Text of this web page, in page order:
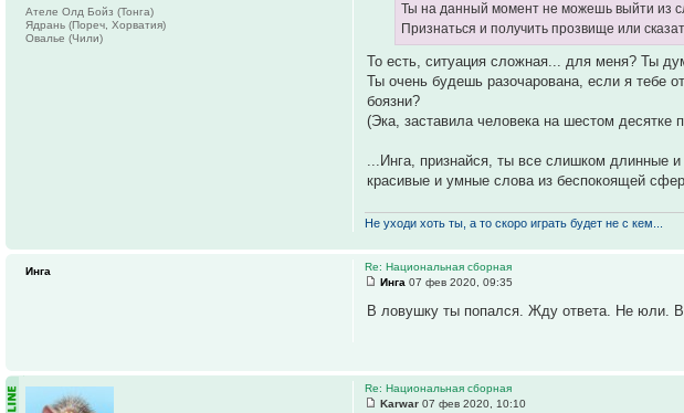
Ты на данный момент не можешь выйти из
Признаться и получить прозвище или
То есть, ситуация сложная... для меня? Ты
Ты очень будешь разочарована, если я тебе
боязни?
(Эка, заставила человека на шестом десятке
...Инга, признайся, ты все слишком длинные
красивые и умные слова из беспокоящей
Не уходи хоть ты, а то скоро играть будет не с кем...
Ателе Олд Бойз (Тонга)
Ядрань (Пореч, Хорватия)
Овалье (Чили)
Re: Национальная сборная
Инга 07 фев 2020, 09:35
В ловушку ты попался. Жду ответа. Не юли.
Инга
Re: Национальная сборная
Karwar 07 фев 2020, 10:10